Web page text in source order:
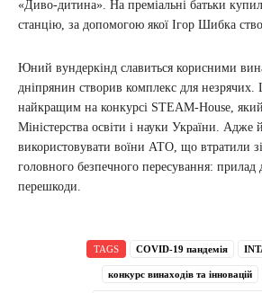
«Диво-дитина». На преміальні батьки
станцію, за допомогою якої Ігор Шибка
Юний вундеркінд славиться корисними
дніпрянин створив комплекс для незрячих.
найкращим на конкурсі STEAM-House, який
Міністерства освіти і науки України. Адже
використовувати воїни АТО, що втратили
головного безпечного пересування: прилад
перешкоди.
TAGS COVID-19 пандемія
конкурс винаходів та інновацій